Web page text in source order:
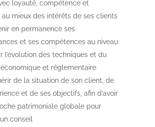
loyauté, compétence et
mieux des intérêts de ses clients
en permanence ses
et ses compétences au niveau
l’évolution des techniques et du
et réglementaire
de la situation de son client, de
et de ses objectifs, afin d’avoir
patrimoniale globale pour
conseil